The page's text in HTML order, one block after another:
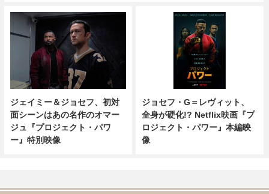
ジェイミー＆ジョセフ、初対
面シーンはあの名作のオマー
ジュ『プロジェクト・パワ
ー』特別映像
ジョセフ・G＝レヴィット、
全身が硬化!? Netflix映画『プ
ロジェクト・パワー』本編映
像